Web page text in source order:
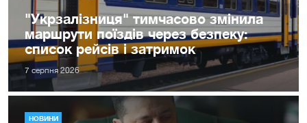
"Укрзалізниця" тимчасово змінила
маршрути поїздів через безпеку:
список рейсів і затримок
7 серпня 2026
НОВИНИ